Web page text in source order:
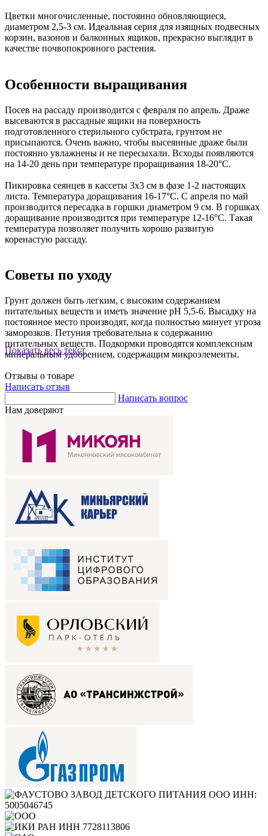
Показать весь текст
Цветки многочисленные, постоянно обновляющиеся,
диаметром 2,5-3 см. Идеальная серия для изящных подвесных
корзин, вазонов и балконных ящиков, прекрасно выглядит в
качестве почвопокровного растения.
Особенности выращивания
Посев на рассаду производится с февраля по апрель. Драже
высеваются в рассадные ящики на поверхность
подготовленного стерильного субстрата, грунтом не
присыпаются. Очень важно, чтобы высеянные драже были
постоянно увлажнены и не пересыхали. Всходы появляются
на 14-20 день при температуре проращивания 18-20°С.
Пикировка сеянцев в кассеты 3x3 см в фазе 1-2 настоящих
листа. Температура доращивания 16-17°С. С апреля по май
производится пересадка в горшки диаметром 9 см. В горшках
доращивание производится при температуре 12-16°С. Такая
температура позволяет получить хорошо развитую
коренастую рассаду.
Советы по уходу
Грунт должен быть легким, с высоким содержанием
питательных веществ и иметь значение рН 5,5-6. Высадку на
постоянное место производят, когда полностью минует угроза
заморозков. Петуния требовательна к содержанию
питательных веществ. Подкормки проводятся комплексным
минеральным удобрением, содержащим микроэлементы.
Отзывы о товаре
Написать отзыв
Написать вопрос
Нам доверяют